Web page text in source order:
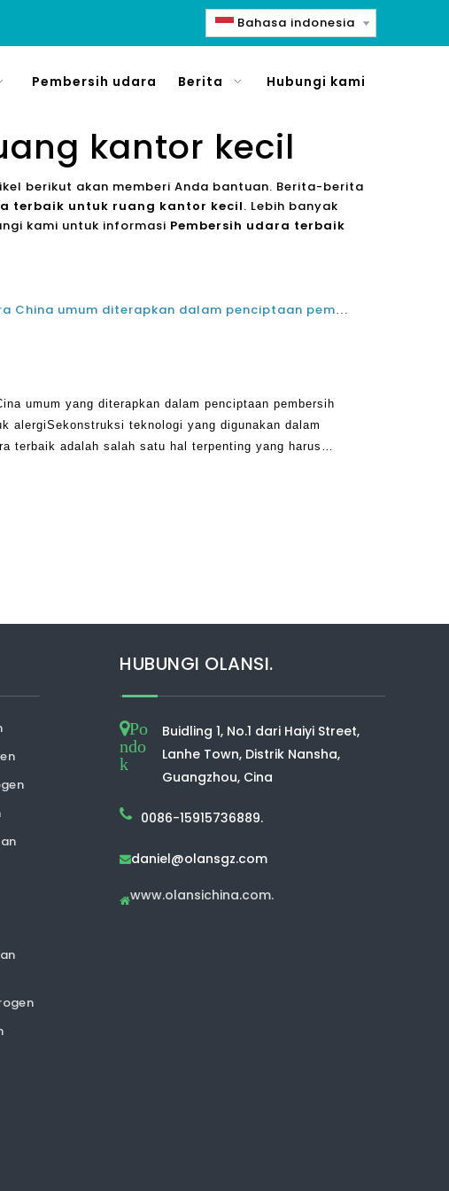
Bahasa indonesia
Pembersih udara Berita Hubungi kami
kantor kecil
berikut akan memberi Anda bantuan. Berita-berita
terbaik untuk ruang kantor kecil. Lebih banyak
kami untuk informasi Pembersih udara terbaik
Teknologi filtrasi udara China umum diterapkan dalam penciptaan pembersih udara rumah terbaik untuk alergi
umum yang diterapkan dalam penciptaan pembersih
alergiSekonstruksi teknologi yang digunakan dalam
terbaik adalah salah satu hal terpenting yang harus
HUBUNGI OLANSI.
Po
ndo
k
Buidling 1, No.1 dari Haiyi Street,
Lanhe Town, Distrik Nansha,
Guangzhou, Cina
0086-15915736889.
daniel@olansgz.com
www.olansichina.com.